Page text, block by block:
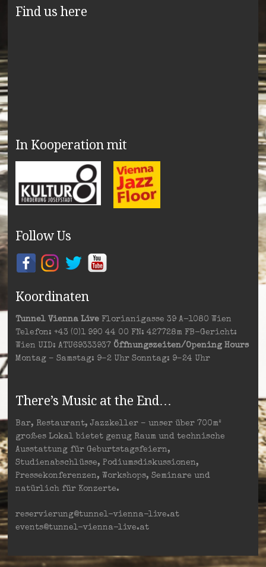
Find us here
In Kooperation mit
Follow Us
Koordinaten
Tunnel Vienna LiveFlorianigasse 39 A-1080 Wien
Telefon: +43 (0)1 990 44 00 FN: 427728m FB-Gericht:
Wien UID: ATU69333937 Öffnungszeiten/Opening Hours
Montag – Samstag: 9–2 Uhr Sonntag: 9–24 Uhr
There’s Music at the End…
Bar, Restaurant, Jazzkeller – unser über 700m²
großes Lokal bietet genug Raum und technische
Ausstattung für Geburtstagsfeiern,
Studienabschlüsse, Podiumsdiskussionen,
Pressekonferenzen, Workshops, Seminare und
natürlich für Konzerte.
reservierung@tunnel-vienna-live.at
events@tunnel-vienna-live.at